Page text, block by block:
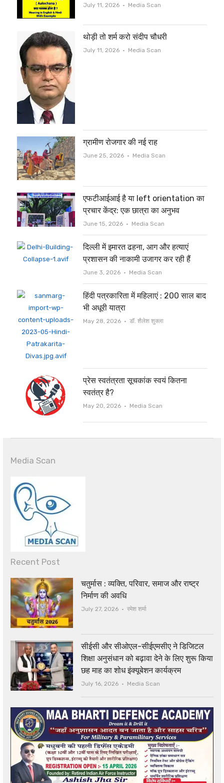
July 11, 2026 Author
Media Scan
थोड़ी तो शर्म करो संदीप चौधरी
July 11, 2026 Author
Media Scan
ग्रामीण रोजगार की नई राह
June 25, 2026 Author
Media Scan
एफटीआईआई है या left orientation का
प्रचार केंद्र: एक छात्रा का अनुभव
June 15, 2026 Author
Media Scan
दिल्ली में इमारत ढहना, आग और हत्याएं
प्रशासन की नाकामी उजागर कर रही हैं
June 3, 2026 Author
Media Scan
हिंदी पत्रकारिता में महिलाएं : 200 साल बाद
भी अधूरी यात्रा
May 28, 2026 Author
डॉ. शैलेश शुक्ला
प्रेस स्वतंत्रता सूचकांक स्वयं कितना
स्वतंत्र है?
May 20, 2026 Author
Media Scan
Media Scan
Recent Post
चतुर्मास : व्यक्ति, परिवार, समाज और राष्ट्र
निर्माण की अवधि
July 27, 2026 Author
रमेश शर्मा
सीईसी और सीओएल-सीईएमसीए ने डिजिटल
शिक्षा अनुसंधान को बढ़ावा देने के लिए शुरू किया
छह माह का शोध इंक्यूबेशन कार्यक्रम
July 16, 2026 Author
Media Scan